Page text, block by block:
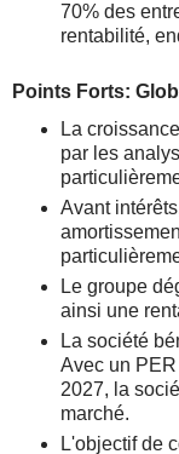
70% des
rentabilité,
Points Forts:
La
par les
Avant
Le groupe
ainsi une
La société
Avec un
2027, la
marché.
L'objectif de